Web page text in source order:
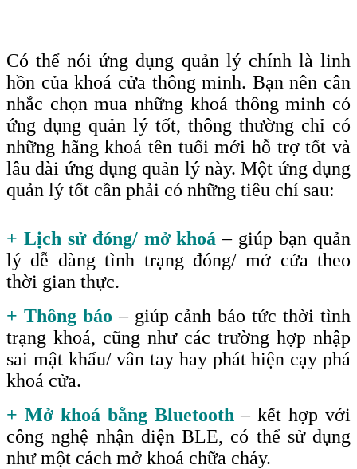
Có thể nói ứng dụng quản lý chính là linh
hồn của khoá cửa thông minh. Bạn nên cân
nhắc chọn mua những khoá thông minh có
ứng dụng quản lý tốt, thông thường chỉ có
những hãng khoá tên tuổi mới hỗ trợ tốt và
lâu dài ứng dụng quản lý này. Một ứng dụng
quản lý tốt cần phải có những tiêu chí sau:
+ Lịch sử đóng/ mở khoá – giúp bạn quản
lý dễ dàng tình trạng đóng/ mở cửa theo
thời gian thực.
+ Thông báo – giúp cảnh báo tức thời tình
trạng khoá, cũng như các trường hợp nhập
sai mật khẩu/ vân tay hay phát hiện cạy phá
khoá cửa.
+ Mở khoá bằng Bluetooth – kết hợp với
công nghệ nhận diện BLE, có thể sử dụng
như một cách mở khoá chữa cháy.